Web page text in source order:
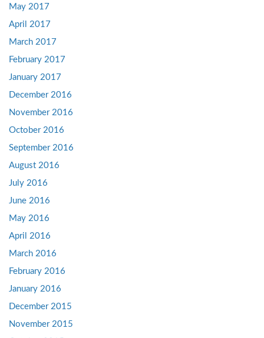
May 2017
April 2017
March 2017
February 2017
January 2017
December 2016
November 2016
October 2016
September 2016
August 2016
July 2016
June 2016
May 2016
April 2016
March 2016
February 2016
January 2016
December 2015
November 2015